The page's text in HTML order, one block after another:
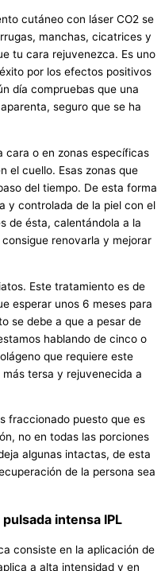
cutáneo con láser CO2 se
manchas, cicatrices y
tu cara rejuvenezca. Es uno
por los efectos positivos
día compruebas que una
seguro que se ha
cara o en zonas específicas
el cuello. Esas zonas que
del tiempo. De esta forma
y controlada de la piel con el
de ésta, calentándola a la
renovarla y mejorar
Este tratamiento es de
esperar unos 6 meses para
se debe a que a pesar de
hablando de cinco o
que requiere este
tersa y rejuvenecida a
fraccionado puesto que es
no en todas las porciones
algunas intactas, de esta
de la persona sea
intensa IPL
consiste en la aplicación de
a alta intensidad y en